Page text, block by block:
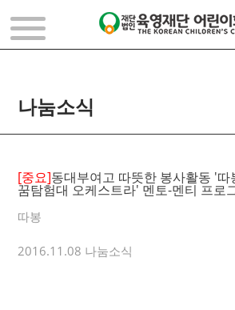
나눔소식
[중요]동대부여고 따뜻한 봉사활동 '
꿈탐험대 오케스트라' 멘토-멘티 프로
따봉
2016.11.08 나눔소식